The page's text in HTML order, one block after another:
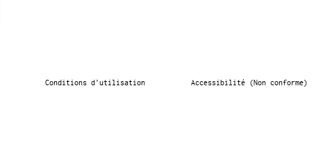
Conditions d’utilisation Accessibilité (Non conforme)